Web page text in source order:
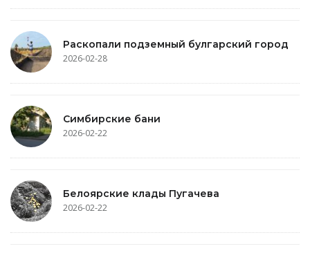
Раскопали подземный булгарский город
2026-02-28
Симбирские бани
2026-02-22
Белоярские клады Пугачева
2026-02-22